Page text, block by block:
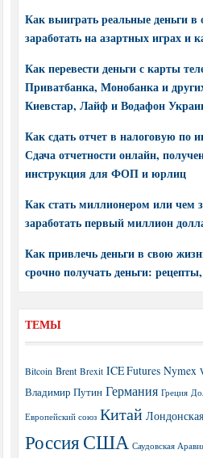
Как выиграть реальные деньги
заработать на азартных играх и
Как перевести деньги с карты
Приватбанка, Монобанка и
Киевстар, Лайф и Водафон
Как сдать отчет в налоговую по
Сдача отчетности онлайн,
инструкция для ФОП и юрлиц
Как стать миллионером или чем
заработать первый миллион
Как привлечь деньги в свою
срочно получать деньги:
ТЕМЫ
Bitcoin Brent Brexit ICE Futures Nymex
Владимир Путин Германия Греция
Европейский союз Китай
РоссияСША Саудовская